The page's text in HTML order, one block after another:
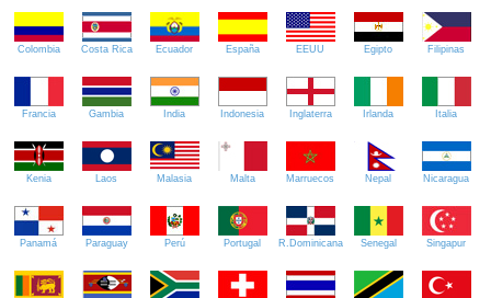
Colombia Costa Rica Ecuador España EEUU Egipto Filipinas
Francia Gambia India Indonesia Inglaterra Irlanda Italia
Kenia Laos Malasia Malta Marruecos Nepal Nicaragua
Panamá Paraguay Perú Portugal R.Dominicana Senegal Singapur